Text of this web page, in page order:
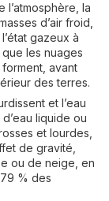
l’atmosphère, la
d’air froid,
gazeux à
que les nuages
avant
des terres.
et l’eau
liquide ou
et lourdes,
de gravité,
ou de neige, en
% des